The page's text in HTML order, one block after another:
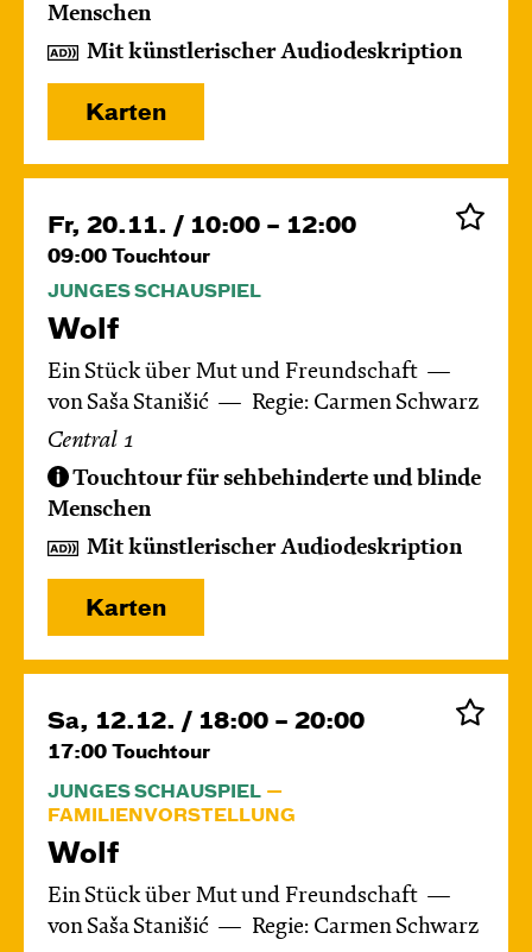
Menschen
Mit künstlerischer Audiodeskription
Karten
Fr, 20.11. / 10:00 – 12:00
09:00 Touchtour
JUNGES SCHAUSPIEL
Wolf
Ein Stück über Mut und Freundschaft
von Saša Stanišić
Regie: Carmen Schwarz
Central 1
Touchtour für sehbehinderte und blinde
Menschen
Mit künstlerischer Audiodeskription
Karten
Sa, 12.12. / 18:00 – 20:00
17:00 Touchtour
JUNGES SCHAUSPIEL
FAMILIENVORSTELLUNG
Wolf
Ein Stück über Mut und Freundschaft
von Saša Stanišić
Regie: Carmen Schwarz